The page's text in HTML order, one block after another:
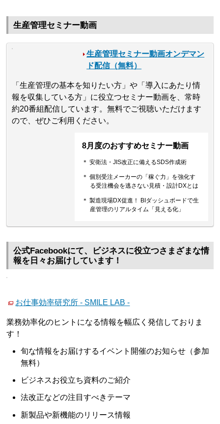
生産管理セミナー動画
生産管理セミナー動画オンデマン
ド配信（無料）
「生産管理の基本を知りたい方」や「導入にあたり情
報を収集している方」に役立つセミナー動画を、常時
約20番組配信しています。無料でご視聴いただけます
ので、ぜひご利用ください。
8月度のおすすめセミナー動画
＊ 安衛法・JIS改正に備えるSDS作成術
＊ 個別受注メーカーの「稼ぐ力」を強化す
る受注機会を逃さない見積・設計DXとは
＊ 製造現場DX促進！ BIダッシュボードで生
産管理のリアルタイム「見える化」
公式Facebookにて、ビジネスに役立つさまざまな情
報を日々お届けしています！
お仕事効率研究所 - SMILE LAB -
業務効率化のヒントになる情報を幅広く発信しておりま
す！
旬な情報をお届けするイベント開催のお知らせ（参加
無料）
ビジネスお役立ち資料のご紹介
法改正などの注目すべきテーマ
新製品や新機能のリリース情報